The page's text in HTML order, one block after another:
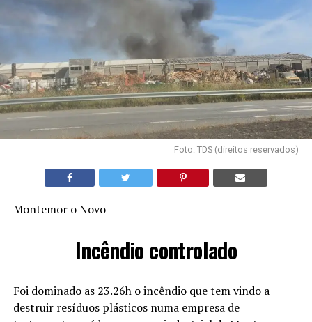
Foto: TDS (direitos reservados)
Montemor o Novo
Incêndio controlado
Foi dominado as 23.26h o incêndio que tem vindo a
destruir resíduos plásticos numa empresa de